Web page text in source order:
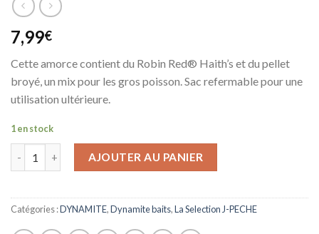
7,99€
Cette amorce contient du Robin Red® Haith’s et du pellet
broyé, un mix pour les gros poisson. Sac refermable pour une
utilisation ultérieure.
1 en stock
AJOUTER AU PANIER
Catégories :DYNAMITE,Dynamite baits,La Selection J-PECHE